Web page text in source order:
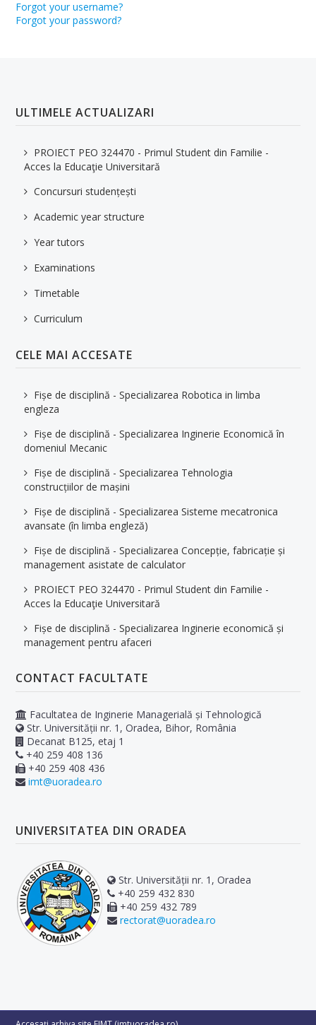
Forgot your username?
Forgot your password?
ULTIMELE ACTUALIZARI
PROIECT PEO 324470 - Primul Student din Familie -
Acces la Educaţie Universitară
Concursuri studențești
Academic year structure
Year tutors
Examinations
Timetable
Curriculum
CELE MAI ACCESATE
Fișe de disciplină - Specializarea Robotica in limba
engleza
Fișe de disciplină - Specializarea Inginerie Economică în
domeniul Mecanic
Fișe de disciplină - Specializarea Tehnologia
construcțiilor de mașini
Fișe de disciplină - Specializarea Sisteme mecatronica
avansate (în limba engleză)
Fișe de disciplină - Specializarea Concepție, fabricație și
management asistate de calculator
PROIECT PEO 324470 - Primul Student din Familie -
Acces la Educaţie Universitară
Fișe de disciplină - Specializarea Inginerie economică și
management pentru afaceri
CONTACT FACULTATE
Facultatea de Inginerie Managerială și Tehnologică
Str. Universității nr. 1, Oradea, Bihor, România
Decanat B125, etaj 1
+40 259 408 136
+40 259 408 436
imt@uoradea.ro
UNIVERSITATEA DIN ORADEA
Str. Universității nr. 1, Oradea
+40 259 432 830
+40 259 432 789
rectorat@uoradea.ro